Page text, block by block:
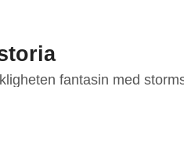
fantasin med